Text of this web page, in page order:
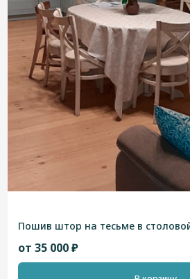
Пошив штор на тесьме в
от 35 000 ₽